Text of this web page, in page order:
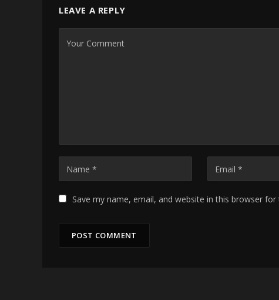
LEAVE A REPLY
Save my name, email, and website in this browser